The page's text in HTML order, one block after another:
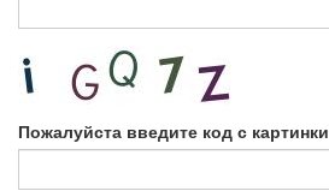
Пожалуйста введите код с картинки